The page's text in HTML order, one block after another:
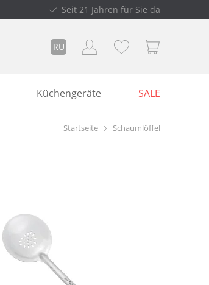
Seit 21 Jahren für Sie da
RU
Küchengeräte SALE
Startseite Schaumlöffel